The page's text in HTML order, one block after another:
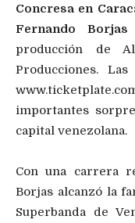
Concresa en
Fernando Borjas
producción de
Producciones.
importantes
capital venezolana.
Con una carrera
Borjas alcanzó la
Superbanda de